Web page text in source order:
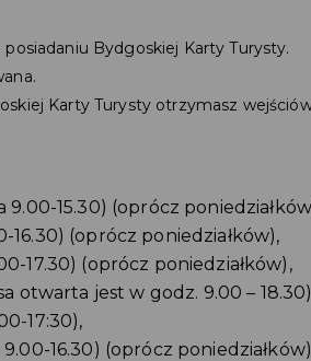
Bydgoskiej Karty Turysty.
Karty Turysty otrzymasz
9.00-15.30) (oprócz
16.30) (oprócz poniedziałków),
17.30) (oprócz poniedziałków),
otwarta jest w godz. 9.00 –
17:30),
16.30) (oprócz